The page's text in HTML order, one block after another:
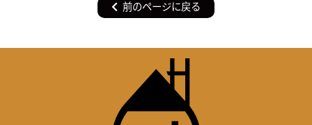
前のページに戻る